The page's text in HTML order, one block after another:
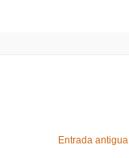
Entrada antigua